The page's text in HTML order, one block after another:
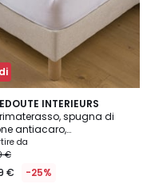
INTERIEURS
spugna di
antiacaro,
altezza
25 cm
da
€
€ -25%